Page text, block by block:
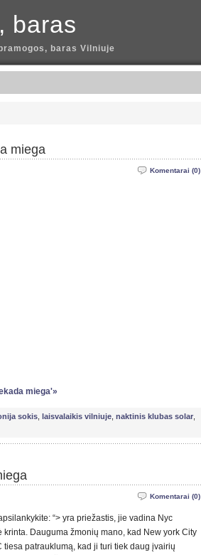
baras
baras Vilniuje
miega
Komentarai (0)
miega'»
sokis laisvalaikis vilniuje naktinis klubas solar
Komentarai (0)
“> yra priežastis, jie vadina Nyc
Dauguma žmonių mano, kad New york City
patrauklumą, kad ji turi tiek daug įvairių